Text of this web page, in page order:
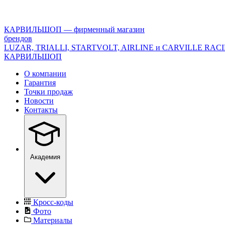
version="1.0"
encoding="utf-
8"?
>
КАРВИЛЬШОП — фирменный магазин
брендов
LUZAR, TRIALLI, STARTVOLT, AIRLINE и CARVILLE
КАРВИЛЬШОП
О компании
Гарантия
Точки продаж
Новости
Контакты
Академия
Кросс-коды
Фото
Материалы